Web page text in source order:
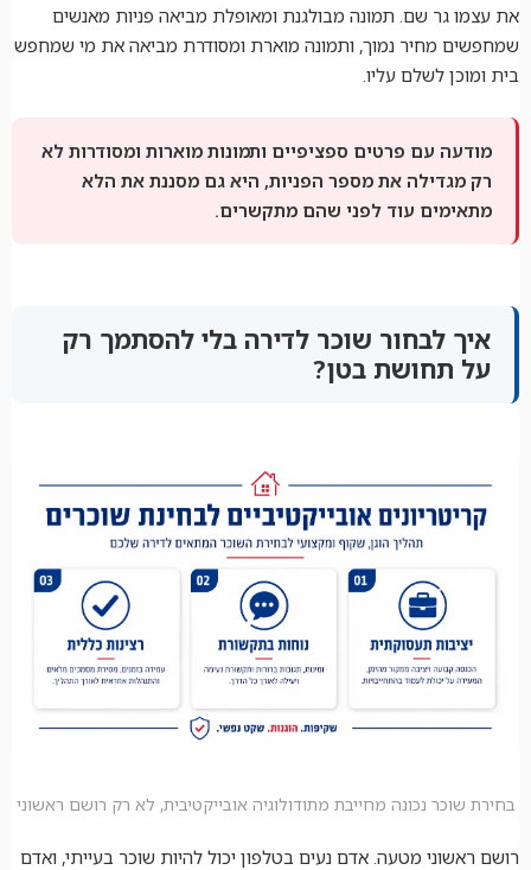
את עצמו גר שם. תמונה מבולגנת ומאופלת מביאה פניות מאנשים
שמחפשים מחיר נמוך, ותמונה מוארת ומסודרת מביאה את מי שמחפש
בית ומוכן לשלם עליו.
מודעה עם פרטים ספציפיים ותמונות מוארות ומסודרות לא
רק מגדילה את מספר הפניות, היא גם מסננת את הלא
מתאימים עוד לפני שהם מתקשרים.
איך לבחור שוכר לדירה בלי להסתמך רק
על תחושת בטן?
בחירת שוכר נכונה מחייבת מתודולוגיה אובייקטיבית, לא רק רושם ראשוני
רושם ראשוני מטעה. אדם נעים בטלפון יכול להיות שוכר בעייתי, ואדם